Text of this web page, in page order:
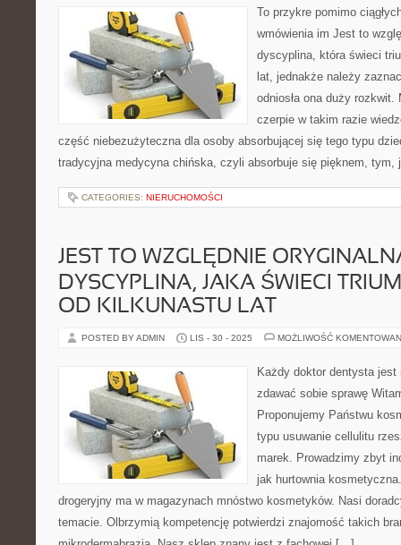
To przykre pomimo
wmówienia im Jest to
dyscyplina, która świeci
lat, jednakże należy
odniosła ona duży
czerpie w takim razie
część niebezużyteczna dla osoby absorbującej się tego typu
tradycyjna medycyna chińska, czyli absorbuje się pięknem,
CATEGORIES: NIERUCHOMOŚCI
JEST TO WZGLĘDNIE
DYSCYPLINA, JAKA ŚWIECI
OD KILKUNASTU LAT
POSTED BY ADMIN LIS - 30 - 2025 MOŻLIWOŚĆ
Każdy doktor dentysta jest
zdawać sobie sprawę
Proponujemy Państwu
typu usuwanie cellulitu
marek. Prowadzimy zbyt
jak hurtownia
drogeryjny ma w magazynach mnóstwo kosmetyków. Nasi
temacie. Olbrzymią kompetencję potwierdzi znajomość takich